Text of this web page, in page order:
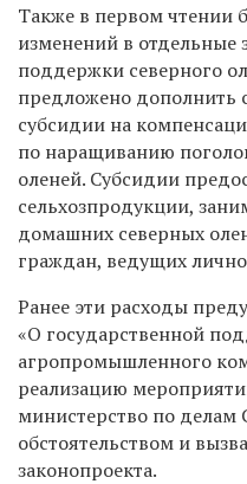
Также в первом чтении
изменений в отдельные
поддержки северного
предложено дополнить
субсидии на
по наращиванию
оленей. Субсидии
сельхозпродукции,
домашних северных
граждан, ведущих
Ранее эти расходы
«О государственной
агропромышленного
реализацию
министерство по делам
обстоятельством и
законопроекта.